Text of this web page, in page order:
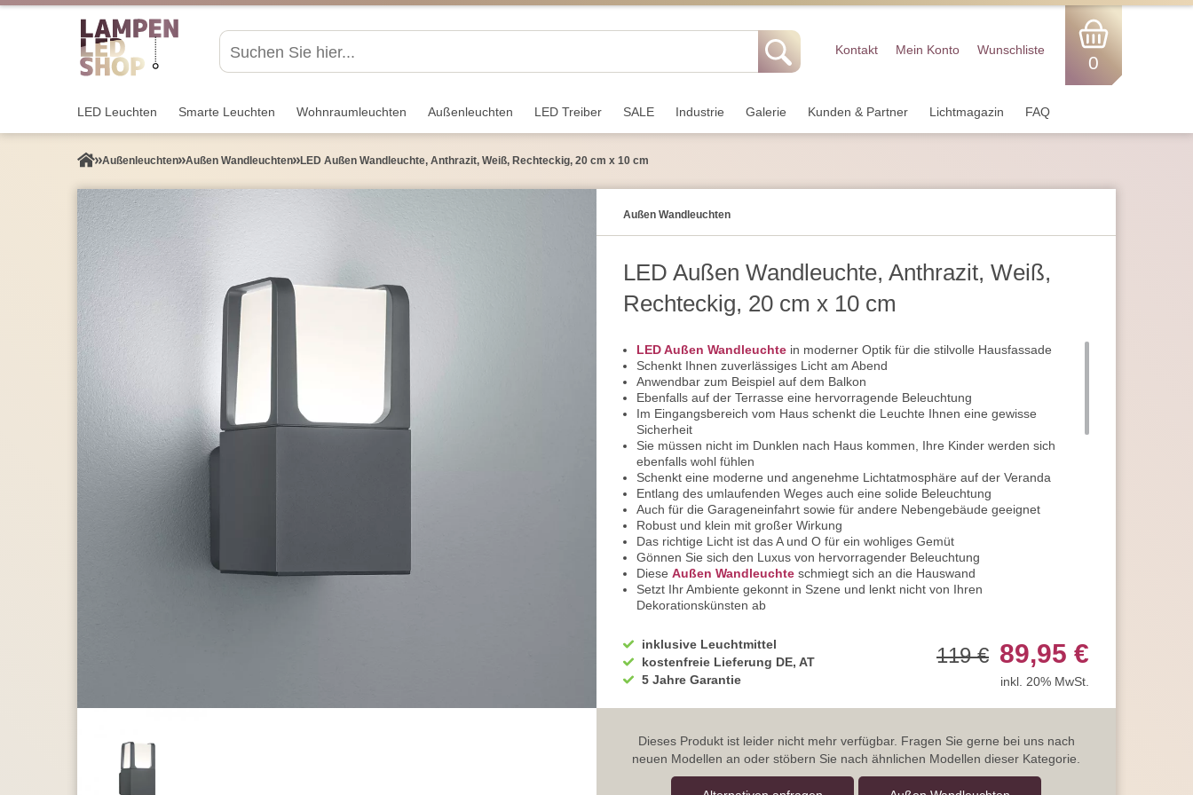
Kontakt Mein Konto Wunschliste
0
LED Leuchten Smarte Leuchten Wohnraum­leuchten Außen­leuchten LED Treiber SALE Industrie Galerie Kunden & Partner Lichtmagazin FAQ
Außen­leuchten Außen Wandleuchten LED Außen Wandleuchte, Anthrazit, Weiß, Rechteckig, 20 cm x 10 cm
Außen Wandleuchten
LED Außen Wandleuchte, Anthrazit, Weiß,
Rechteckig, 20 cm x 10 cm
LED Außen Wandleuchte in moderner Optik für die stilvolle Hausfassade
Schenkt Ihnen zuverlässiges Licht am Abend
Anwendbar zum Beispiel auf dem Balkon
Ebenfalls auf der Terrasse eine hervorragende Beleuchtung
Im Eingangsbereich vom Haus schenkt die Leuchte Ihnen eine gewisse
Sicherheit
Sie müssen nicht im Dunklen nach Haus kommen, Ihre Kinder werden sich
ebenfalls wohl fühlen
Schenkt eine moderne und angenehme Lichtatmosphäre auf der Veranda
Entlang des umlaufenden Weges auch eine solide Beleuchtung
Auch für die Garageneinfahrt sowie für andere Nebengebäude geeignet
Robust und klein mit großer Wirkung
Das richtige Licht ist das A und O für ein wohliges Gemüt
Gönnen Sie sich den Luxus von hervorragender Beleuchtung
Diese Außen Wandleuchte schmiegt sich an die Hauswand
Setzt Ihr Ambiente gekonnt in Szene und lenkt nicht von Ihren
Dekorationskünsten ab
Sie erhalten eine blendfreie und gemütliche Ausleuchtung
So macht es noch mehr Spaß nach Hause zu kommen
Der Korpus hat eine Quaderform
Obenauf sitzt die Lichtquelle
Hier in anthrazitfarbener Ausführung
Der Schirm besteht aus Acrylglas
Sehr widerstandsfähig und langlebig
inklusive Leuchtmittel
kostenfreie Lieferung DE, AT
5 Jahre Garantie
119 € 89,95 €
inkl. 20% MwSt.
Dieses Produkt ist leider nicht mehr verfügbar. Fragen Sie gerne bei uns nach
neuen Modellen an oder stöbern Sie nach ähnlichen Modellen dieser Kategorie.